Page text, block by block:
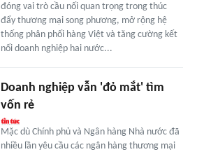
đóng vai trò cầu nối quan trọng trong thúc
đẩy thương mại song phương, mở rộng hệ
thống phân phối hàng Việt và tăng cường kết
nối doanh nghiệp hai nước...
Doanh nghiệp vẫn 'đỏ mắt' tìm
vốn rẻ
Mặc dù Chính phủ và Ngân hàng Nhà nước đã
nhiều lần yêu cầu các ngân hàng thương mại